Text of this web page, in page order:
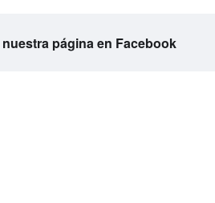
nuestra página en Facebook